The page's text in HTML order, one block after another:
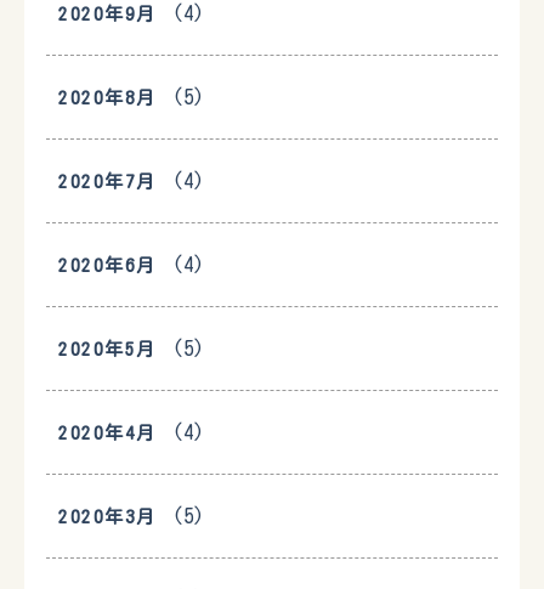
2020年9月 (4)
2020年8月 (5)
2020年7月 (4)
2020年6月 (4)
2020年5月 (5)
2020年4月 (4)
2020年3月 (5)